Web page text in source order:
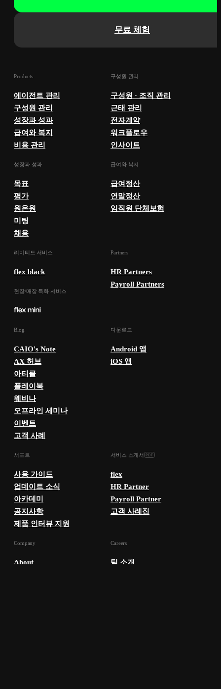
무료 체험
Products
에이전트 관리
구성원 관리
성장과 성과
급여와 복지
비용 관리
구성원 관리
구성원 · 조직 관리
근태 관리
전자계약
워크플로우
인사이트
성장과 성과
목표
평가
원온원
미팅
채용
급여와 복지
급여정산
연말정산
임직원 단체보험
리미티드 서비스
flex black
현장/매장 특화 서비스
Partners
HR Partners
Payroll Partners
Blog
CAIO's Note
AX 허브
아티클
플레이북
웨비나
오프라인 세미나
이벤트
고객 사례
다운로드
Android 앱
iOS 앱
서포트
사용 가이드
업데이트 소식
아카데미
공지사항
제품 인터뷰 지원
서비스 소개서
flex
HR Partner
Payroll Partner
고객 사례집
Company
About
Careers
팀 소개